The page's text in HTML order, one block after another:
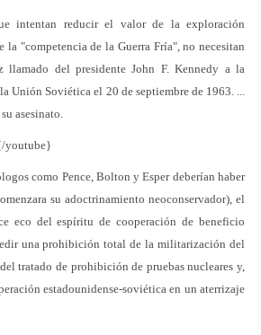
intentan reducir el valor de la exploración
la "competencia de la Guerra Fría", no necesitan
llamado del presidente John F. Kennedy a la
Unión Soviética el 20 de septiembre de 1963. ...
asesinato.
youtube}
como Pence, Bolton y Esper deberían haber
su adoctrinamiento neoconservador), el
eco del espíritu de cooperación de beneficio
una prohibición total de la militarización del
tratado de prohibición de pruebas nucleares y,
estadounidense-soviética en un aterrizaje